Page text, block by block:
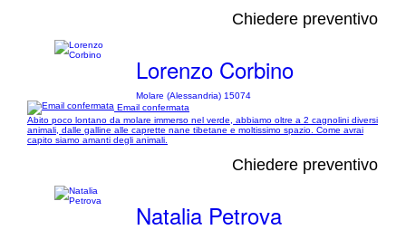
Chiedere preventivo
Lorenzo Corbino
Molare (Alessandria) 15074
Email confermata
Abito poco lontano da molare immerso nel verde, abbiamo oltre a 2 cagnolini diversi
animali, dalle galline alle caprette nane tibetane e moltissimo spazio. Come avrai
capito siamo amanti degli animali.
Chiedere preventivo
Natalia Petrova